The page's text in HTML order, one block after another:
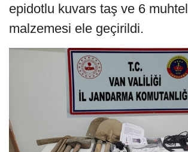
epidotlu kuvars taş ve 6
malzemesi ele geçirildi.